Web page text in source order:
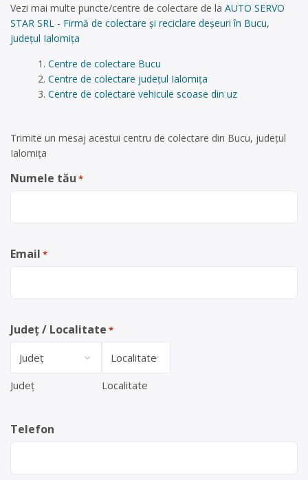
Vezi mai multe puncte/centre de colectare de la AUTO SERVO
STAR SRL - Firmă de colectare și reciclare deșeuri în Bucu,
județul Ialomița
Centre de colectare Bucu
Centre de colectare județul Ialomița
Centre de colectare vehicule scoase din uz
Trimite un mesaj acestui centru de colectare din Bucu, județul
Ialomița
Numele tău *
Email *
Județ / Localitate *
Județ Localitate
Telefon